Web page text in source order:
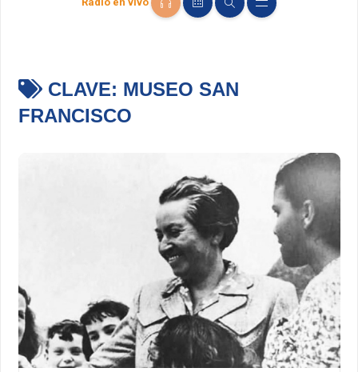
CLAVE: MUSEO SAN
FRANCISCO